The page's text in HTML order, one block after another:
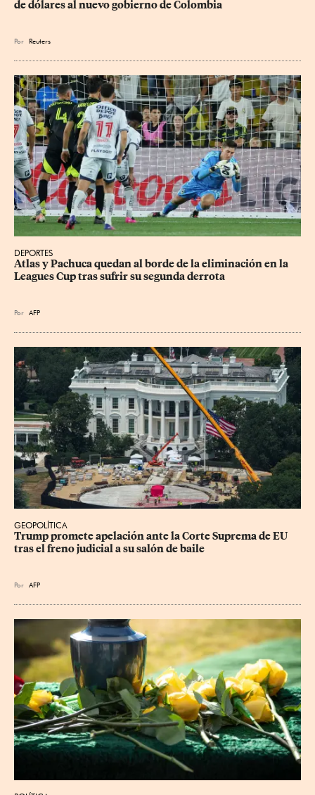
de dólares al nuevo gobierno de Colombia
Por Reuters
DEPORTES
Atlas y Pachuca quedan al borde de la eliminación en la
Leagues Cup tras sufrir su segunda derrota
Por AFP
GEOPOLÍTICA
Trump promete apelación ante la Corte Suprema de EU
tras el freno judicial a su salón de baile
Por AFP